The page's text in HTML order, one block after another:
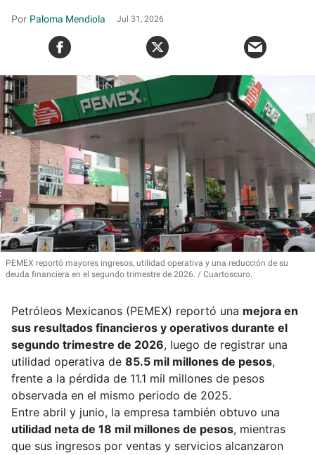
Paloma Mendiola Jul 31, 2026
PEMEX reportó mayores ingresos, utilidad operativa y una reducción de su
deuda financiera en el segundo trimestre de 2026.
Cuartoscuro.
Petróleos Mexicanos (PEMEX) reportó una mejora en
sus resultados financieros y operativos durante el
segundo trimestre de 2026, luego de registrar una
utilidad operativa de 85.5 mil millones de pesos,
frente a la pérdida de 11.1 mil millones de pesos
observada en el mismo periodo de 2025.
Entre abril y junio, la empresa también obtuvo una
utilidad neta de 18 mil millones de pesos, mientras
que sus ingresos por ventas y servicios alcanzaron